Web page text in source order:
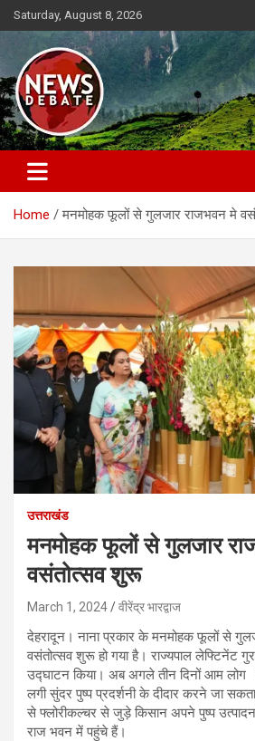
Skip
to
content
Saturday, August 8, 2026
News Debate
Home मनमोहक फूलों से गुलजार राजभवन मे
उत्तराखंड
मनमोहक फूलों से गुलजार
वसंतोत्सव शुरू
March 1, 2024 वीरेंद्र भारद्वाज
देहरादून। नाना प्रकार के मनमोहक फूलों से
वसंतोत्सव शुरू हो गया है। राज्यपाल लेफ्टिनेंट
उद्घाटन किया। अब अगले तीन दिनों आम लोग
लगी सुंदर पुष्प प्रदर्शनी के दीदार करने जा
से फ्लोरीकल्चर से जुड़े किसान अपने पुष्प
राज भवन में पहुंचे हैं।